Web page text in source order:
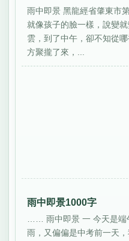
雨中即景 黑龍經省肇東市
就像孩子的臉一樣，說變
雲，到了中午，卻不知從
方聚攏了來，...
雨中即景1000字
…… 雨中即景 一 今天是端
雨，又偏偏是中考前一天